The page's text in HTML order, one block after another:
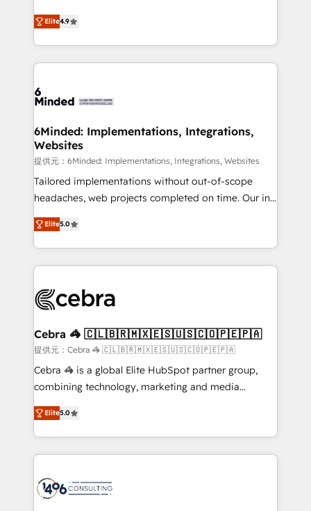
technology for integrations • Multilingual team:
English, Spanish, Portuguese & Italian 👉 Grow
smarter with AI and HubSpot.
healthcare, real estate, and other industries. With
150+ HubSpot-certified experts, we deliver scalable
solutions to complex GTM and RevOps challenges.
Our Expertise 🔹 Onboarding & Implementation:
tailored to your GTM motion. 🔹 Migrations: Move
downtime. 🔹 RevOps Strategy: Align teams,
processes, and data to drive revenue efficiency. 🔹
Integrations: Connect HubSpot with your tech stack
for better adoption. 🔹 Custom Solutions: Build
tailored apps, workflows, and configurations. We are
our commitment to data security and compliance. At
OneMetric, we help revenue teams focus on the
Elite4.9
6Minded: Implementations, Integrations,
Websites
提供元：6Minded: Implementations, Integrations, Websites
Tailored implementations without out-of-scope
headaches, web projects completed on time. Our in-
house team of certified CRM architects, experts,
developers, designers, and marketers handles all
aspects of your HubSpot. ✨ 400+ global clients ✨
100+ seamless migrations from 15+ different CRMs
implementations, and 5,000+ pages ✨ CS: Clients
CS: 245% organic growth & +751% new visitors for a
full-funnel HubSpot project ✨ CS: 415% conversion
boost with a new HubSpot site Recognized leaders:
🏆 HubSpot Platform Migration Impact Award 🏆
Inbound Campaign of the Year 🏆 Gold AVA Digital
Award for Best Website 🌟 Accreditations: CRM
Elite5.0
Cebra 🦓 🇨🇱🇧🇷🇲🇽🇪🇸🇺🇸🇨🇴🇵🇪🇵🇦
提供元：Cebra 🦓 🇨🇱🇧🇷🇲🇽🇪🇸🇺🇸🇨🇴🇵🇪🇵🇦
Cebra 🦓 is a global Elite HubSpot partner group,
combining technology, marketing and media
expertise across Latin America and Southern
Europe, with teams across 7 countries. Born in Chile,
we combine local insight with international reach to
help businesses grow through technology, creativity,
500+ HubSpot implementations, building end-to-
Elite5.0